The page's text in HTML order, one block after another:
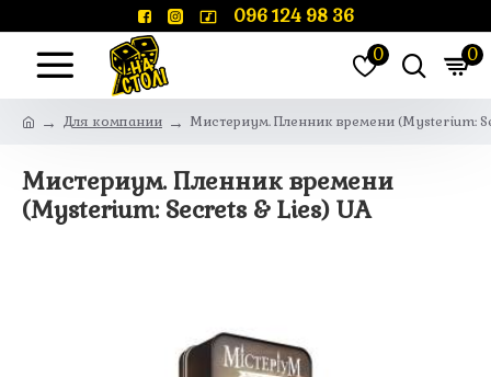
096 124 98 36
0 0
Для компании Мистериум. Пленник времени (Mysterium:
Мистериум. Пленник времени
(Mysterium: Secrets & Lies) UA